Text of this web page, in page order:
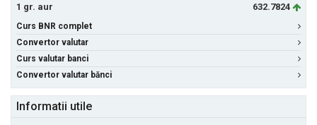
1 gr. aur
632.7824
Curs BNR complet
Convertor valutar
Curs valutar banci
Convertor valutar bănci
Informatii utile